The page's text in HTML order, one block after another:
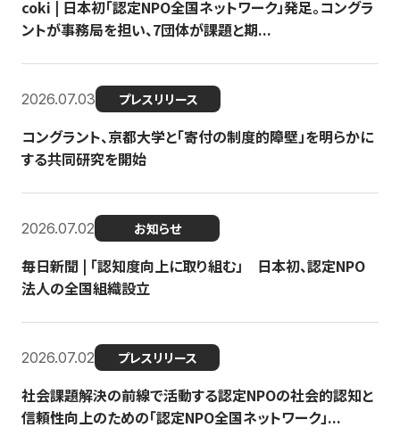
coki | 日本初「認定NPO全国ネットワーク」発足。コングラ
ントが事務局を担い、7団体が課題と期...
2026.07.03 プレスリリース
コングラント、京都大学と「寄付の制度的障壁」を明らかに
する共同研究を開始
2026.07.02 お知らせ
毎日新聞 | 「認知度向上に取り組む」 日本初、認定NPO
法人の全国組織設立
2026.07.02 プレスリリース
社会課題解決の前線で活動する認定NPOの社会的認知と
信頼性向上のための「認定NPO全国ネットワーク」...